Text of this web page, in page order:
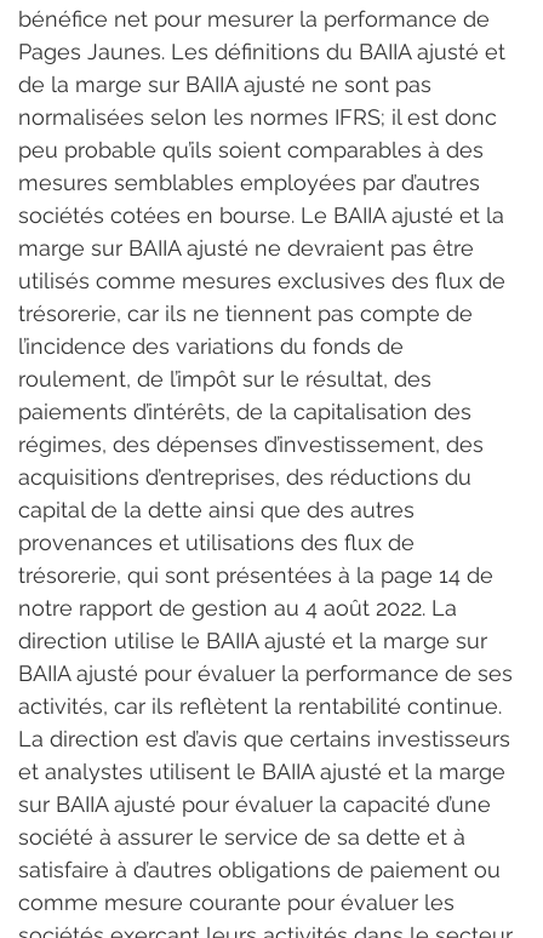
bénéfice net pour mesurer la performance de
Pages Jaunes. Les définitions du BAIIA ajusté et
de la marge sur BAIIA ajusté ne sont pas
normalisées selon les normes IFRS; il est donc
peu probable qu’ils soient comparables à des
mesures semblables employées par d’autres
sociétés cotées en bourse. Le BAIIA ajusté et la
marge sur BAIIA ajusté ne devraient pas être
utilisés comme mesures exclusives des flux de
trésorerie, car ils ne tiennent pas compte de
l’incidence des variations du fonds de
roulement, de l’impôt sur le résultat, des
paiements d’intérêts, de la capitalisation des
régimes, des dépenses d’investissement, des
acquisitions d’entreprises, des réductions du
capital de la dette ainsi que des autres
provenances et utilisations des flux de
trésorerie, qui sont présentées à la page 14 de
notre rapport de gestion au 4 août 2022. La
direction utilise le BAIIA ajusté et la marge sur
BAIIA ajusté pour évaluer la performance de ses
activités, car ils reflètent la rentabilité continue.
La direction est d’avis que certains investisseurs
et analystes utilisent le BAIIA ajusté et la marge
sur BAIIA ajusté pour évaluer la capacité d’une
société à assurer le service de sa dette et à
satisfaire à d’autres obligations de paiement ou
comme mesure courante pour évaluer les